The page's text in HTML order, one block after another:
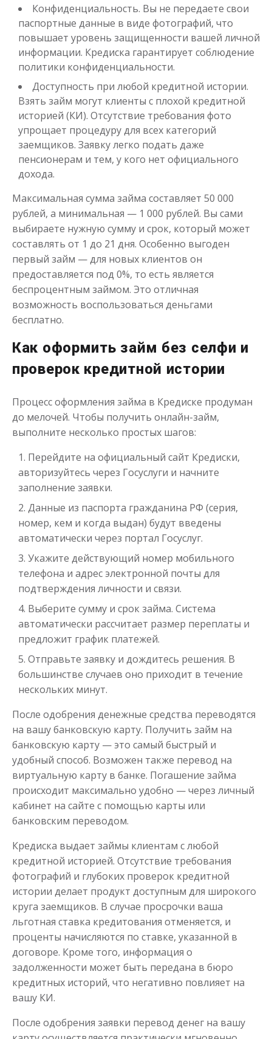
Деньги до зарплаты
Сумма до 50 000₽
Срок от 1до 21 дня
Получить
Конфиденциальность. Вы не передаете свои
паспортные данные в виде фотографий, что
повышает уровень защищенности вашей личной
информации. Кредиска гарантирует соблюдение
политики конфиденциальности.
Доступность при любой кредитной истории.
Взять займ могут клиенты с плохой кредитной
историей (КИ). Отсутствие требования фото
упрощает процедуру для всех категорий
заемщиков. Заявку легко подать даже
пенсионерам и тем, у кого нет официального
дохода.
Максимальная сумма займа составляет 50 000
рублей, а минимальная — 1 000 рублей. Вы сами
выбираете нужную сумму и срок, который может
составлять от 1 до 21 дня. Особенно выгоден
первый займ — для новых клиентов он
предоставляется под 0%, то есть является
беспроцентным займом. Это отличная
возможность воспользоваться деньгами
бесплатно.
Как оформить займ без селфи и
проверок кредитной истории
Процесс оформления займа в Кредиске продуман
до мелочей. Чтобы получить онлайн-займ,
выполните несколько простых шагов:
Перейдите на официальный сайт Кредиски,
авторизуйтесь через Госуслуги и начните
заполнение заявки.
Данные из паспорта гражданина РФ (серия,
номер, кем и когда выдан) будут введены
автоматически через портал Госуслуг.
Укажите действующий номер мобильного
телефона и адрес электронной почты для
подтверждения личности и связи.
Выберите сумму и срок займа. Система
автоматически рассчитает размер переплаты и
предложит график платежей.
Отправьте заявку и дождитесь решения. В
большинстве случаев оно приходит в течение
нескольких минут.
После одобрения денежные средства переводятся
на вашу банковскую карту. Получить займ на
банковскую карту — это самый быстрый и
удобный способ. Возможен также перевод на
виртуальную карту в банке. Погашение займа
происходит максимально удобно — через личный
кабинет на сайте с помощью карты или
банковским переводом.
Кредиска выдает займы клиентам с любой
кредитной историей. Отсутствие требования
фотографий и глубоких проверок кредитной
истории делает продукт доступным для широкого
круга заемщиков. В случае просрочки ваша
льготная ставка кредитования отменяется, и
проценты начисляются по ставке, указанной в
договоре. Кроме того, информация о
задолженности может быть передана в бюро
кредитных историй, что негативно повлияет на
вашу КИ.
После одобрения заявки перевод денег на вашу